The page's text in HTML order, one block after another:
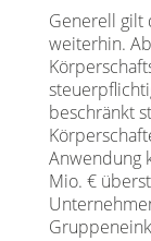
Generell gilt
weiterhin.
beschränkt
Anwendung
Mio. €